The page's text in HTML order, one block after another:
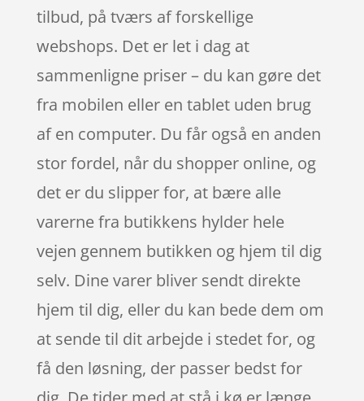
tilbud, på tværs af forskellige
webshops. Det er let i dag at
sammenligne priser – du kan gøre det
fra mobilen eller en tablet uden brug
af en computer. Du får også en anden
stor fordel, når du shopper online, og
det er du slipper for, at bære alle
varerne fra butikkens hylder hele
vejen gennem butikken og hjem til dig
selv. Dine varer bliver sendt direkte
hjem til dig, eller du kan bede dem om
at sende til dit arbejde i stedet for, og
få den løsning, der passer bedst for